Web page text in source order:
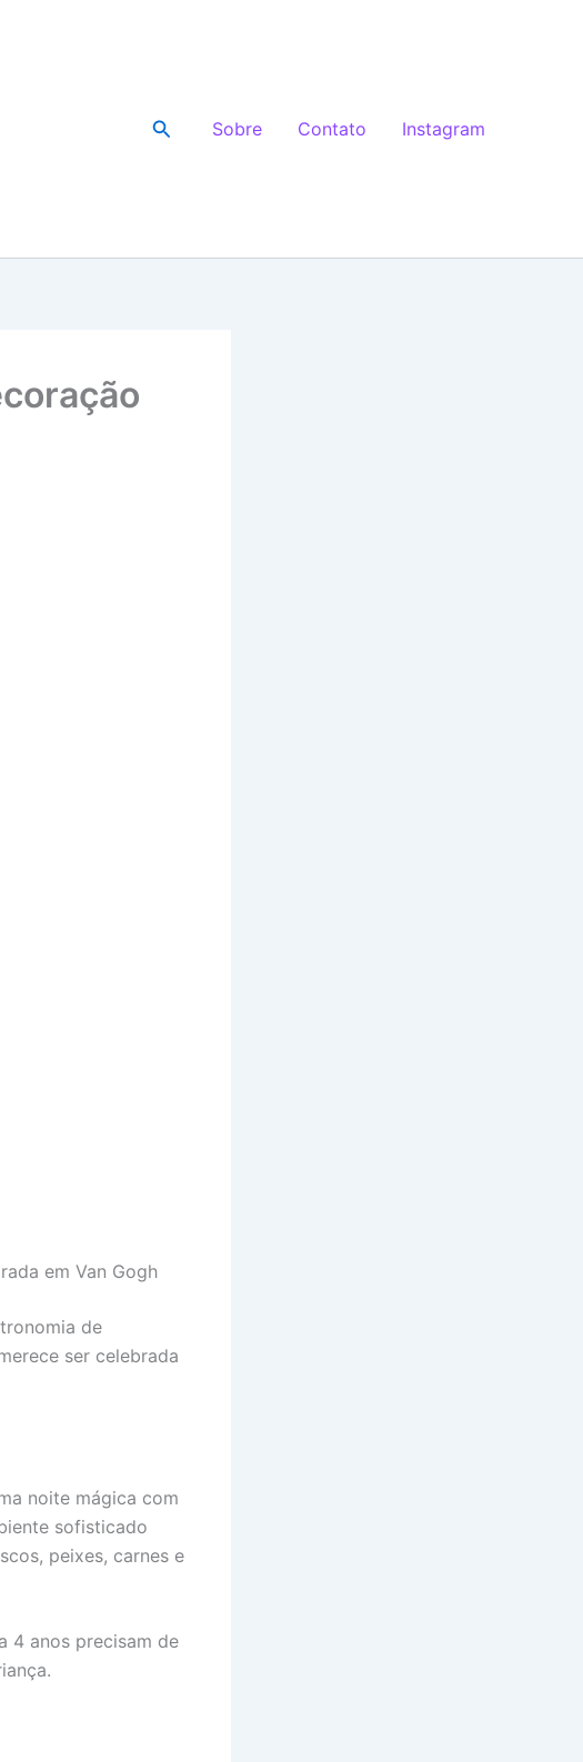
Pesquisar
Sobre Contato Instagram
em Van Gogh
de
ser celebrada
noite mágica com
sofisticado
peixes, carnes e
4 anos precisam de